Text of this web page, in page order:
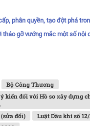
phân quyền, tạo đột phá
tháo gỡ vướng mắc một số nội
Bộ Công Thương
kiến đối với Hồ sơ xây dựng
đổi)
Luật Dầu khí số